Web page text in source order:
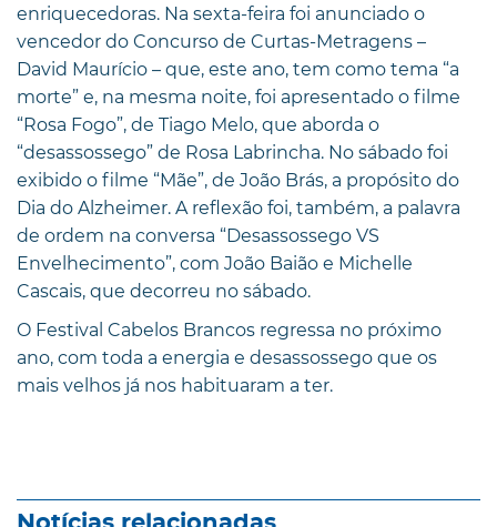
enriquecedoras. Na sexta-feira foi anunciado o
vencedor do Concurso de Curtas-Metragens –
David Maurício – que, este ano, tem como tema “a
morte” e, na mesma noite, foi apresentado o filme
“Rosa Fogo”, de Tiago Melo, que aborda o
“desassossego” de Rosa Labrincha. No sábado foi
exibido o filme “Mãe”, de João Brás, a propósito do
Dia do Alzheimer. A reflexão foi, também, a palavra
de ordem na conversa “Desassossego VS
Envelhecimento”, com João Baião e Michelle
Cascais, que decorreu no sábado.
O Festival Cabelos Brancos regressa no próximo
ano, com toda a energia e desassossego que os
mais velhos já nos habituaram a ter.